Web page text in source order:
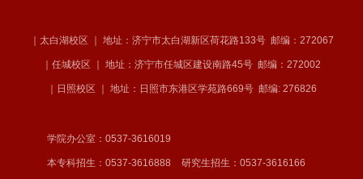
｜太白湖校区 ｜ 地址：济宁市太白湖新区荷花路133号 邮编：272067
｜任城校区 ｜ 地址：济宁市任城区建设南路45号 邮编：272002
｜日照校区 ｜ 地址：日照市东港区学苑路669号 邮编: 276826
学院办公室：0537-3616019
本专科招生：0537-3616888 研究生招生：0537-3616166